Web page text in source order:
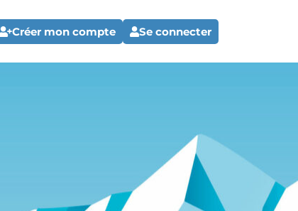
Créer mon compte Se connecter